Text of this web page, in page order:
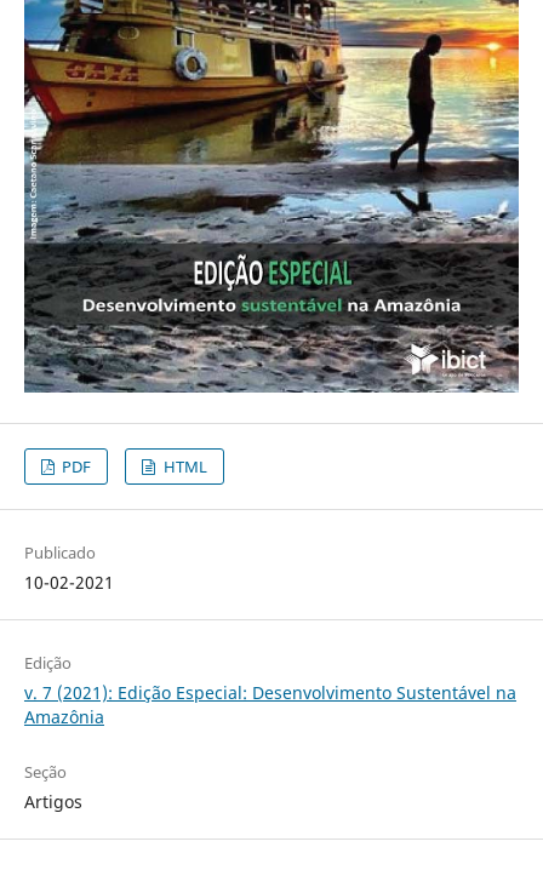
PDF HTML
Publicado
10-02-2021
Edição
v. 7 (2021): Edição Especial: Desenvolvimento Sustentável na
Amazônia
Seção
Artigos